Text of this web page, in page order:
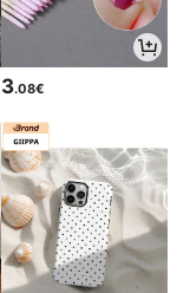
3.08€